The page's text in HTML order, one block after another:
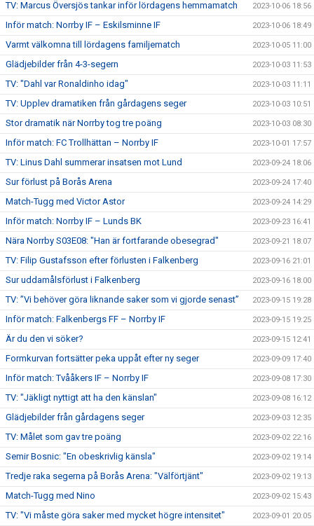
TV: Marcus Översjös tankar inför lördagens hemmamatch 2023-10-06 18:56
Inför match: Norrby IF – Eskilsminne IF 2023-10-06 18:49
Varmt välkomna till lördagens familjematch 2023-10-05 11:00
Glädjebilder från 4-3-segern 2023-10-03 11:53
TV: "Dahl var Ronaldinho idag" 2023-10-03 11:11
TV: Upplev dramatiken från gårdagens seger 2023-10-03 10:51
Stor dramatik när Norrby tog tre poäng 2023-10-03 08:30
Inför match: FC Trollhättan – Norrby IF 2023-10-01 17:57
TV: Linus Dahl summerar insatsen mot Lund 2023-09-24 18:06
Sur förlust på Borås Arena 2023-09-24 17:40
Match-Tugg med Victor Astor 2023-09-24 14:29
Inför match: Norrby IF – Lunds BK 2023-09-23 16:41
Nära Norrby S03E08: "Han är fortfarande obesegrad" 2023-09-21 18:07
TV: Filip Gustafsson efter förlusten i Falkenberg 2023-09-16 21:01
Sur uddamålsförlust i Falkenberg 2023-09-16 18:00
TV: ”Vi behöver göra liknande saker som vi gjorde senast” 2023-09-15 19:28
Inför match: Falkenbergs FF – Norrby IF 2023-09-15 19:25
Är du den vi söker? 2023-09-15 12:41
Formkurvan fortsätter peka uppåt efter ny seger 2023-09-09 17:40
Inför match: Tvååkers IF – Norrby IF 2023-09-08 17:30
TV: "Jäkligt nyttigt att ha den känslan" 2023-09-08 16:12
Glädjebilder från gårdagens seger 2023-09-03 12:35
TV: Målet som gav tre poäng 2023-09-02 22:16
Semir Bosnic: "En obeskrivlig känsla" 2023-09-02 19:14
Tredje raka segerna på Borås Arena: "Välförtjänt" 2023-09-02 19:13
Match-Tugg med Nino 2023-09-02 15:43
TV: "Vi måste göra saker med mycket högre intensitet" 2023-09-01 20:05